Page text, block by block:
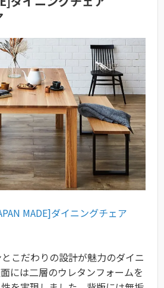
MADE]ダイニングチェア
こだわりの設計が魅力のダイニ
には二層のウレタンフォームを